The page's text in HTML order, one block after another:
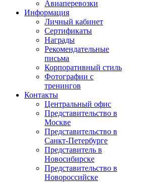
Авиаперевозки
Информация
Личный кабинет
Сертификаты
Награды
Рекомендательные
письма
Корпоративный стиль
Фотографии с
тренингов
Контакты
Центральный офис
Представительство в
Москве
Представительство в
Санкт-Петербурге
Представитель в
Новосибирске
Представительство в
Новороссийске